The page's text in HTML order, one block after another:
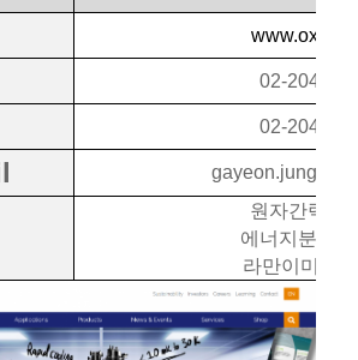
02-2047-
02-2047-
원자간력현
에너지분광
라만이미징